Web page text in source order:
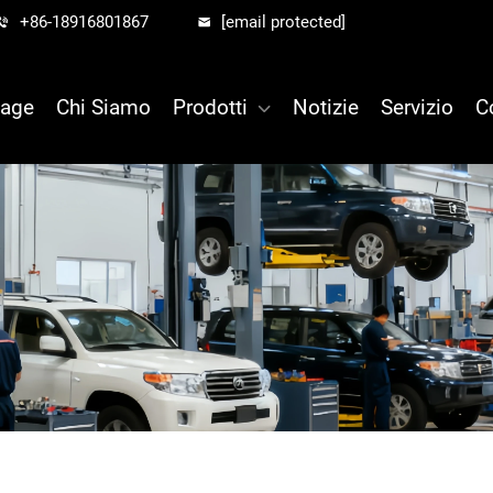
+86-18916801867 [email protected]
Chi Siamo Prodotti Notizie Servizio